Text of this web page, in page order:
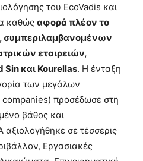
του EcoVadis και
καθώς αφορά πλέον το
συμπεριλαμβανομένων
εταιρειών,
Sin και Kourellas. Η ένταξη
των μεγάλων
προσέδωσε στη
βάθος και
σε τέσσερις
Εργασιακές